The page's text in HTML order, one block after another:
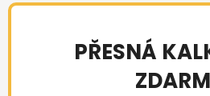
PŘESNÁ